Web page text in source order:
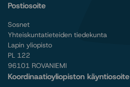
Postiosoite
Sosnet
Yhteiskuntatieteiden tiedekunta
Lapin yliopisto
PL 122
96101 ROVANIEMI
Koordinaatioyliopiston käyntiosoite